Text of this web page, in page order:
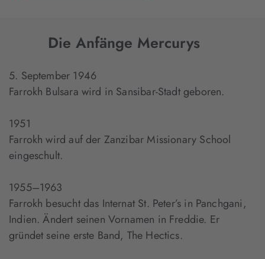
Die Anfänge Mercurys
5. September 1946
Farrokh Bulsara wird in Sansibar-Stadt geboren.
1951
Farrokh wird auf der Zanzibar Missionary School
eingeschult.
1955–1963
Farrokh besucht das Internat St. Peter’s in Panchgani,
Indien. Ändert seinen Vornamen in Freddie. Er
gründet seine erste Band, The Hectics.